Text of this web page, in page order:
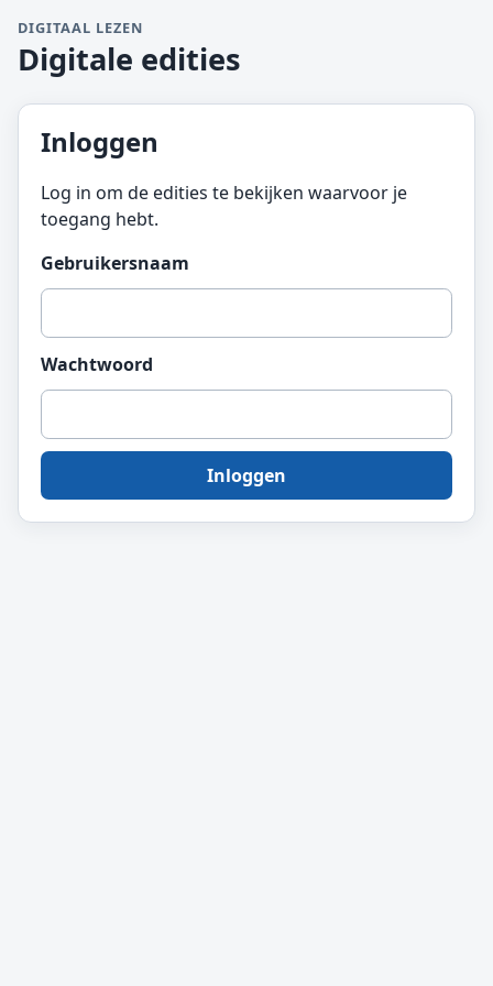
DIGITAAL LEZEN
Digitale edities
Inloggen
Log in om de edities te bekijken waarvoor je
toegang hebt.
Gebruikersnaam
Wachtwoord
Inloggen